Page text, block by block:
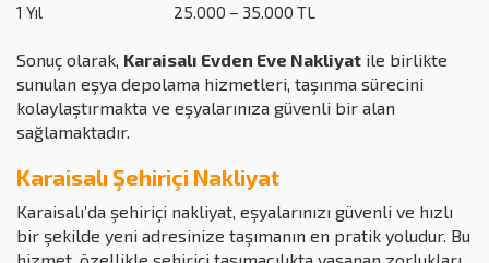
1 Yıl
25.000 – 35.000 TL
Sonuç olarak, Karaisalı Evden Eve Nakliyat ile birlikte
sunulan eşya depolama hizmetleri, taşınma sürecini
kolaylaştırmakta ve eşyalarınıza güvenli bir alan
sağlamaktadır.
Karaisalı Şehiriçi Nakliyat
Karaisalı’da şehiriçi nakliyat, eşyalarınızı güvenli ve hızlı
bir şekilde yeni adresinize taşımanın en pratik yoludur. Bu